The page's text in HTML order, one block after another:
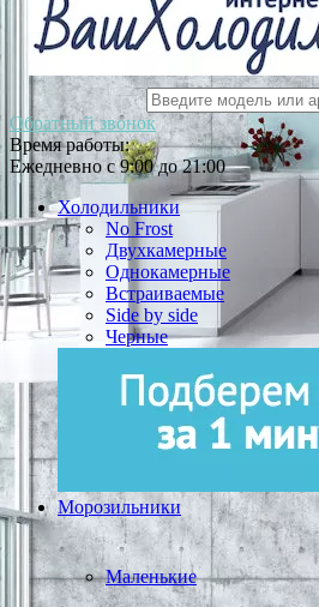
Обратный звонок
Время работы:
Ежедневно с 9:00 до 21:00
Холодильники
No Frost
Двухкамерные
Однокамерные
Встраиваемые
Side by side
Черные
Морозильники
Маленькие